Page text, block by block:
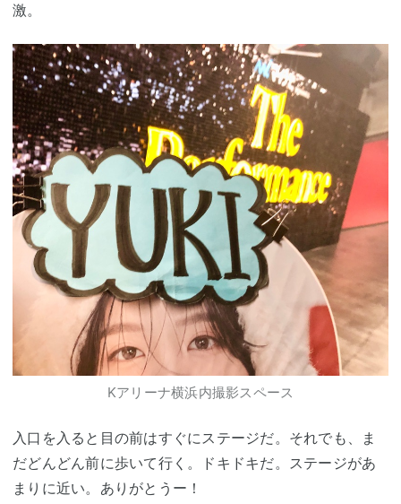
激。
Kアリーナ横浜内撮影スペース
入口を入ると目の前はすぐにステージだ。それでも、ま
だどんどん前に歩いて行く。ドキドキだ。ステージがあ
まりに近い。ありがとうー！